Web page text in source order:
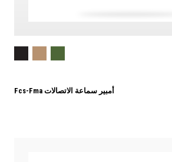
Fcs-Fma أمبير سماعة الاتصالات